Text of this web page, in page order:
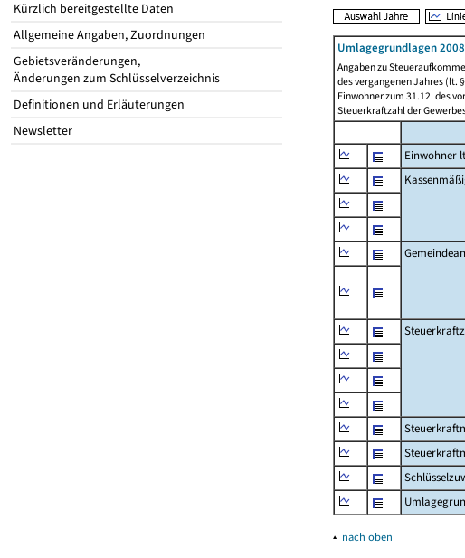
Kürzlich bereitgestellte Daten
Allgemeine Angaben, Zuordnungen
Gebietsveränderungen,
Änderungen zum Schlüsselverzeichnis
Definitionen und Erläuterungen
Newsletter
Umlagegrundlagen
Angaben zu
des vergangenen Jahres (lt. §
Einwohner zum 31.12. des
Steuerkraftzahl der
Einwohner
▴ nach oben